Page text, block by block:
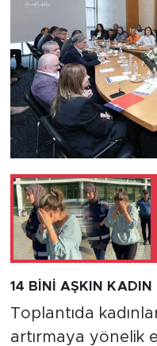
14 BİNİ AŞKIN KADIN
Toplantıda
artırmaya yönelik